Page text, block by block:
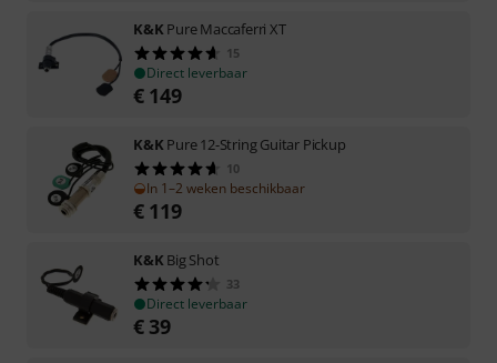
K&K Pure Maccaferri XT
15
Direct leverbaar
€ 149
K&K Pure 12-String Guitar Pickup
10
In 1–2 weken beschikbaar
€ 119
K&K Big Shot
33
Direct leverbaar
€ 39